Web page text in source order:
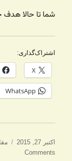
شما تا حالا
اشتراک‌گذاری:
X
WhatsApp
ارسال
شده
اکتبر 27, 2015
Comments